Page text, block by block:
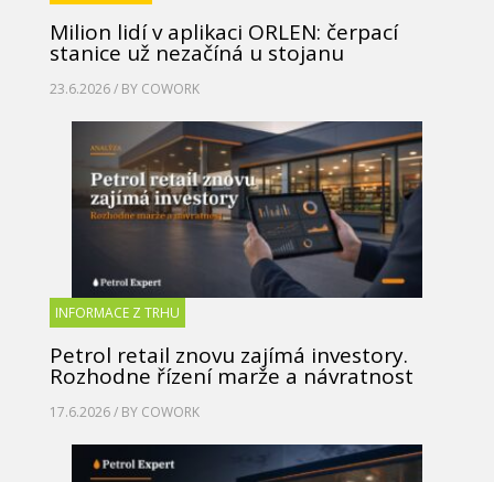
Milion lidí v aplikaci ORLEN: čerpací
stanice už nezačíná u stojanu
23.6.2026 / BY COWORK
INFORMACE Z TRHU
Petrol retail znovu zajímá investory.
Rozhodne řízení marže a návratnost
17.6.2026 / BY COWORK